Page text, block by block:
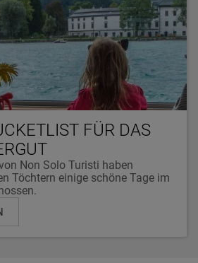
FÜR DAS
Non Solo Turisti haben
Töchtern einige schöne Tage im